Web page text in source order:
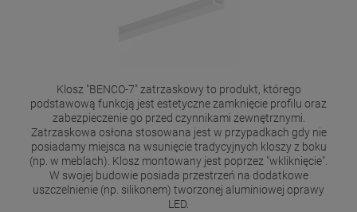
Klosz "BENCO-7" zatrzaskowy to produkt, którego
podstawową funkcją jest estetyczne zamknięcie profilu oraz
zabezpieczenie go przed czynnikami zewnętrznymi.
Zatrzaskowa osłona stosowana jest w przypadkach gdy nie
posiadamy miejsca na wsunięcie tradycyjnych kloszy z boku
(np. w meblach). Klosz montowany jest poprzez "wkliknięcie".
W swojej budowie posiada przestrzeń na dodatkowe
uszczelnienie (np. silikonem) tworzonej aluminiowej oprawy
LED.